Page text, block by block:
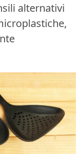
alternativi